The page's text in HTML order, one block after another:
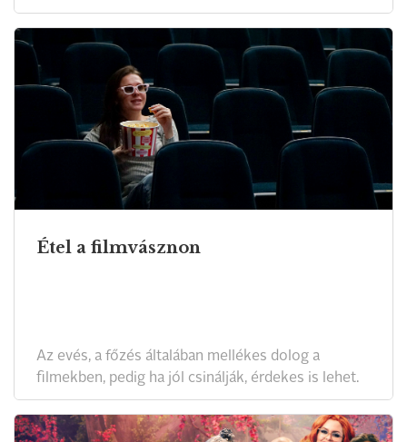
Étel a filmvásznon
Az evés, a főzés általában mellékes dolog a
filmekben, pedig ha jól csinálják, érdekes is lehet.